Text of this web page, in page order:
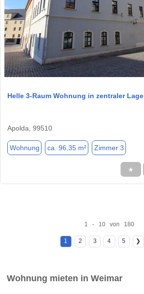
Helle 3-Raum Wohnung in zentraler Lage
Apolda, 99510
Wohnung ca. 96,35 m² Zimmer 3
★
1 - 10 von 180
1 2 3 4 5 ❯
Wohnung mieten in Weimar